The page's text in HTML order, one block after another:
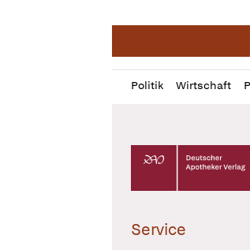
Politik Wirtschaft
Profil
öffnen
Daz
Pur
Deutscher
Service